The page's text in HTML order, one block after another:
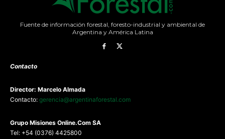
Fuente de información forestal, foresto-industrial y ambiental de
Argentina y América Latina
Contacto
Director: Marcelo Almada
Contacto: gerencia@argentinaforestal.com
Grupo Misiones Online.Com SA
Tel: +54 (0376) 4425800